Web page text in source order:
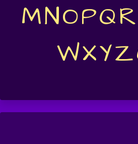
MNOPQR
WXYZ